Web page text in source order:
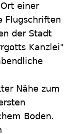
einer
Flugschriften
der Stadt
Kanzlei"
Nähe zum
Boden.